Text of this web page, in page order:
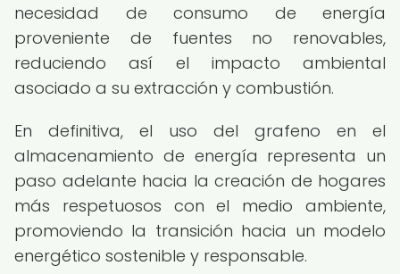
necesidad de consumo de energía
proveniente de fuentes no renovables,
reduciendo así el impacto ambiental
asociado a su extracción y combustión.
En definitiva, el uso del grafeno en el
almacenamiento de energía representa un
paso adelante hacia la creación de hogares
más respetuosos con el medio ambiente,
promoviendo la transición hacia un modelo
energético sostenible y responsable.